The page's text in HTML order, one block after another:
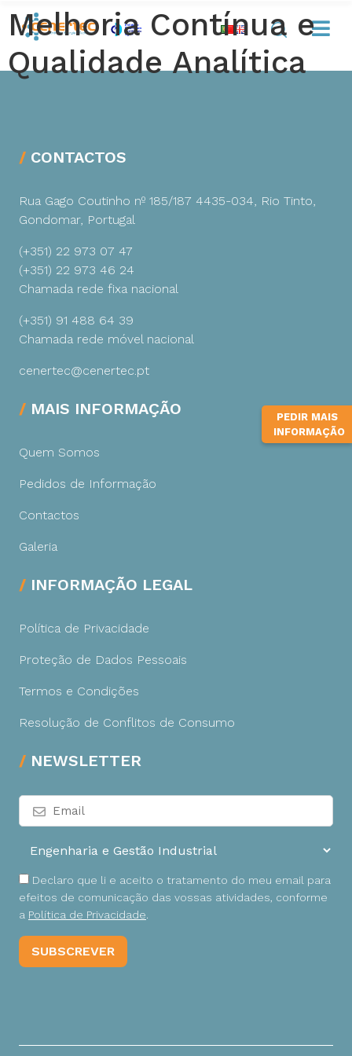
PEDIR MAIS
INFORMAÇÃO
Melhoria Contínua e
Qualidade Analítica
CONTACTOS
Rua Gago Coutinho nº 185/187 4435-034, Rio Tinto,
Gondomar, Portugal
(+351) 22 973 07 47
(+351) 22 973 46 24
Chamada rede fixa nacional
(+351) 91 488 64 39
Chamada rede móvel nacional
cenertec@cenertec.pt
MAIS INFORMAÇÃO
Quem Somos
Pedidos de Informação
Contactos
Galeria
INFORMAÇÃO LEGAL
Política de Privacidade
Proteção de Dados Pessoais
Termos e Condições
Resolução de Conflitos de Consumo
NEWSLETTER
Declaro que li e aceito o tratamento do meu email para
efeitos de comunicação das vossas atividades, conforme
a Política de Privacidade